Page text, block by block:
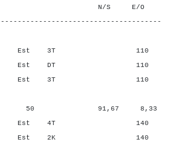
N/S E/O N/
3T 110
DT 110
3T 110
50 91,67 8,33
Est 4T 140
Est 2K 140